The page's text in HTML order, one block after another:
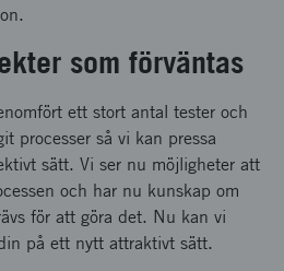
som förväntas
ett stort antal tester och
processer så vi kan pressa
sätt. Vi ser nu möjligheter att
och har nu kunskap om
för att göra det. Nu kan vi
på ett nytt attraktivt sätt.